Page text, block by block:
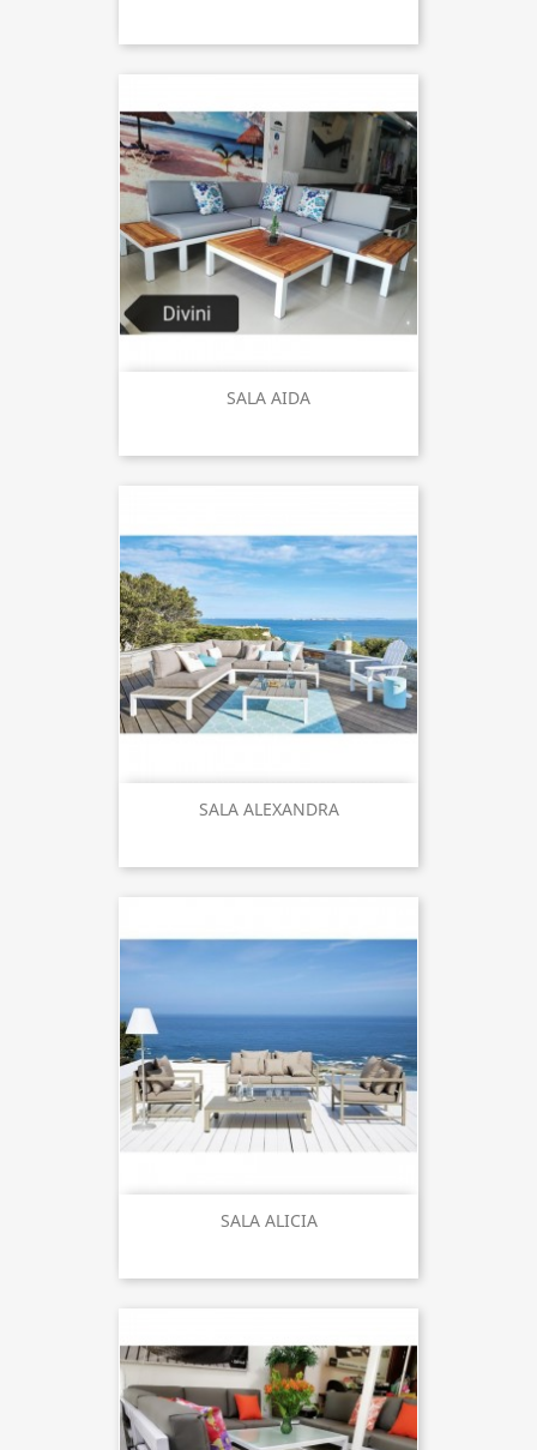
SALA AIDA
SALA ALEXANDRA
SALA ALICIA